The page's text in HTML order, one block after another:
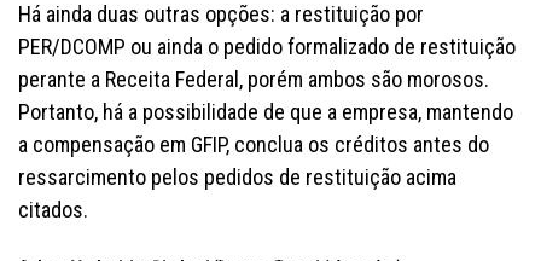
Há ainda duas outras opções: a restituição por
PER/DCOMP ou ainda o pedido formalizado de restituição
perante a Receita Federal, porém ambos são morosos.
Portanto, há a possibilidade de que a empresa, mantendo
a compensação em GFIP, conclua os créditos antes do
ressarcimento pelos pedidos de restituição acima
citados.